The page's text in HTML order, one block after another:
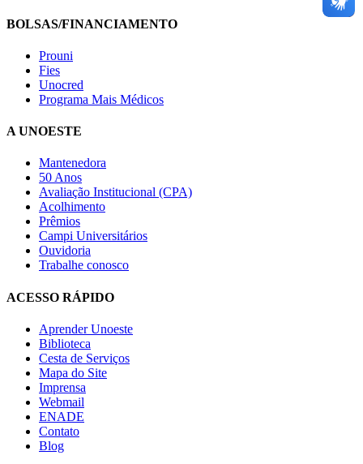
BOLSAS/FINANCIAMENTO
Prouni
Fies
Unocred
Programa Mais Médicos
A UNOESTE
Mantenedora
50 Anos
Avaliação Institucional (CPA)
Acolhimento
Prêmios
Campi Universitários
Ouvidoria
Trabalhe conosco
ACESSO RÁPIDO
Aprender Unoeste
Biblioteca
Cesta de Serviços
Mapa do Site
Imprensa
Webmail
ENADE
Contato
Blog